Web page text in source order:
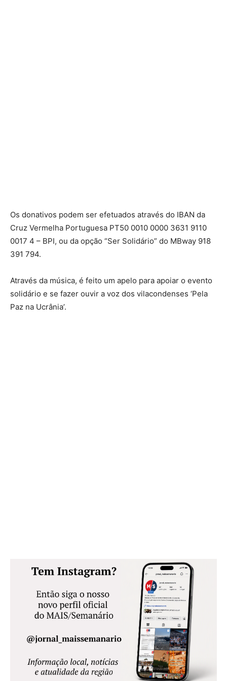
Os donativos podem ser efetuados através do IBAN da
Cruz Vermelha Portuguesa PT50 0010 0000 3631 9110
0017 4 – BPI, ou da opção “Ser Solidário” do MBway 918
391 794.
Através da música, é feito um apelo para apoiar o evento
solidário e se fazer ouvir a voz dos vilacondenses ‘Pela
Paz na Ucrânia’.